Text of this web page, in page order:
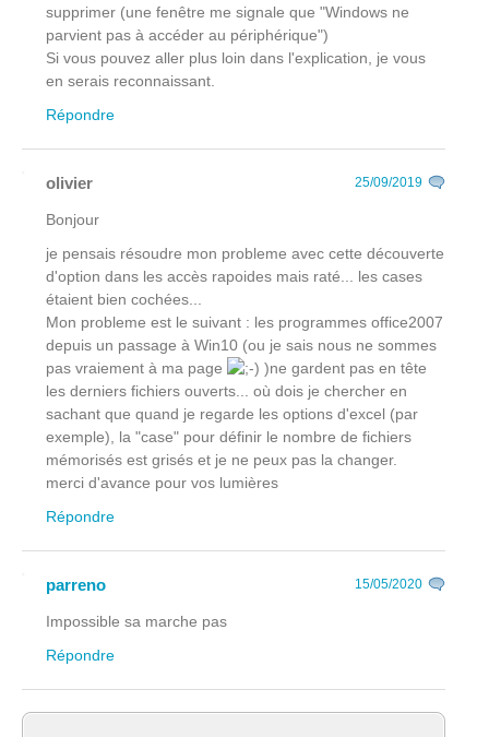
supprimer (une fenêtre me signale que "Windows ne
parvient pas à accéder au périphérique")
Si vous pouvez aller plus loin dans l'explication, je vous
en serais reconnaissant.
Répondre
olivier 25/09/2019
Bonjour
je pensais résoudre mon probleme avec cette découverte
d'option dans les accès rapoides mais raté... les cases
étaient bien cochées...
Mon probleme est le suivant : les programmes office2007
depuis un passage à Win10 (ou je sais nous ne sommes
pas vraiement à ma page
)ne gardent pas en tête
les derniers fichiers ouverts... où dois je chercher en
sachant que quand je regarde les options d'excel (par
exemple), la "case" pour définir le nombre de fichiers
mémorisés est grisés et je ne peux pas la changer.
merci d'avance pour vos lumières
Répondre
parreno 15/05/2020
Impossible sa marche pas
Répondre